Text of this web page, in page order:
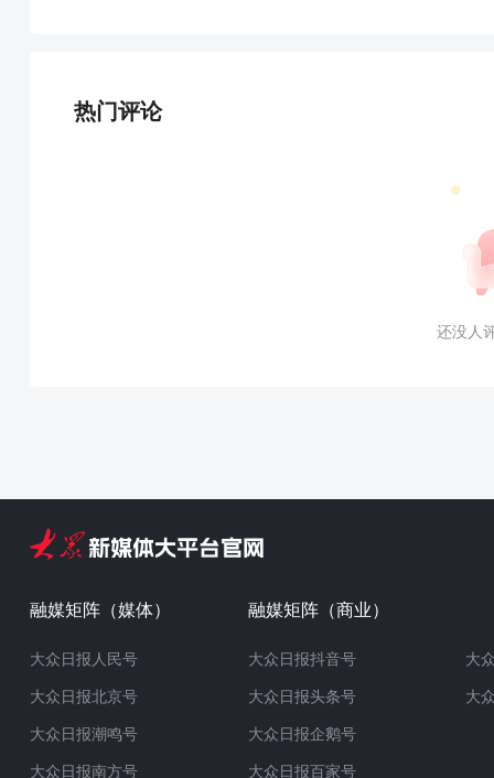
热门评论
还没人
融媒矩阵（媒体）
大众日报人民号
大众日报北京号
大众日报潮鸣号
大众日报南方号
融媒矩阵（商业）
大众日报抖音号
大众日报头条号
大众日报企鹅号
大众日报百家号
大
大